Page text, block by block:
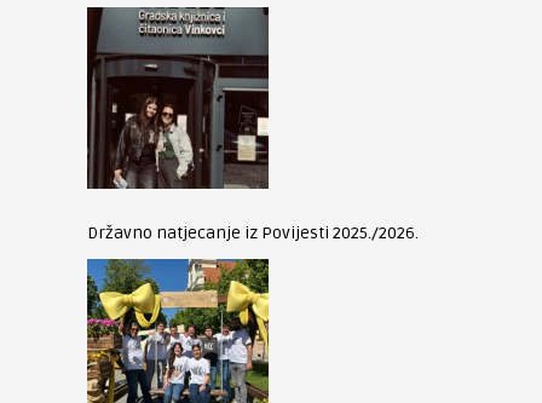
Državno natjecanje iz Povijesti 2025./2026.